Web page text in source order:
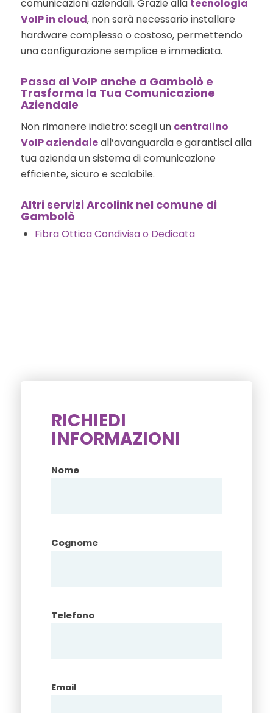
comunicazioni aziendali. Grazie alla tecnologia
VoIP in cloud, non sarà necessario installare
hardware complesso o costoso, permettendo
una configurazione semplice e immediata.
Passa al VoIP anche a Gambolò e
Trasforma la Tua Comunicazione
Aziendale
Non rimanere indietro: scegli un centralino
VoIP aziendaleall’avanguardia e garantisci alla
tua azienda un sistema di comunicazione
efficiente, sicuro e scalabile.
Altri servizi Arcolink nel comune di
Gambolò
Fibra Ottica Condivisa o Dedicata
RICHIEDI
INFORMAZIONI
Nome
Cognome
Telefono
Email